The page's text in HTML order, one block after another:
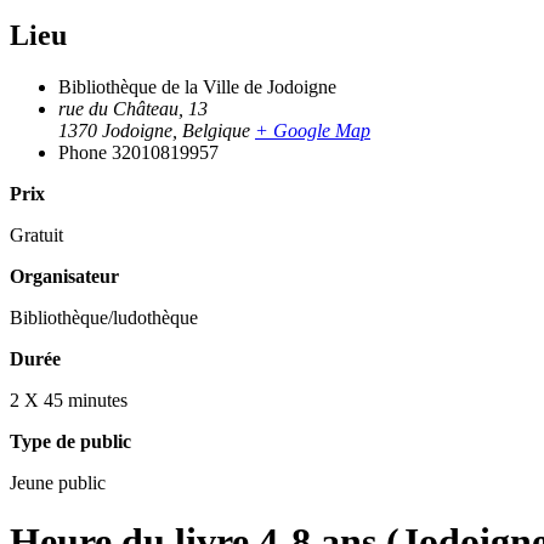
Lieu
Bibliothèque de la Ville de Jodoigne
rue du Château, 13
1370 Jodoigne Belgique + Google Map
Phone 32010819957
Prix
Gratuit
Organisateur
Bibliothèque/ludothèque
Durée
2 X 45 minutes
Type de public
Jeune public